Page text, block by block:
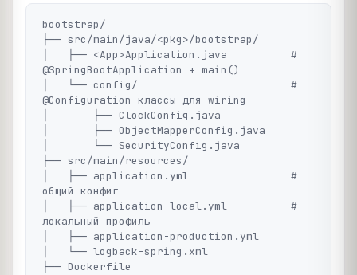
bootstrap/
├── src/main/java/<pkg>/bootstrap/
│   ├── <App>Application.java          #
@SpringBootApplication + main()
│   └── config/                        #
@Configuration-классы для wiring
│       ├── ClockConfig.java
│       ├── ObjectMapperConfig.java
│       └── SecurityConfig.java
├── src/main/resources/
│   ├── application.yml                #
общий конфиг
│   ├── application-local.yml          #
локальный профиль
│   ├── application-production.yml
│   └── logback-spring.xml
├── Dockerfile